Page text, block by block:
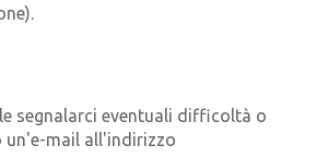
segnalarci eventuali difficoltà o
un'e-mail all'indirizzo